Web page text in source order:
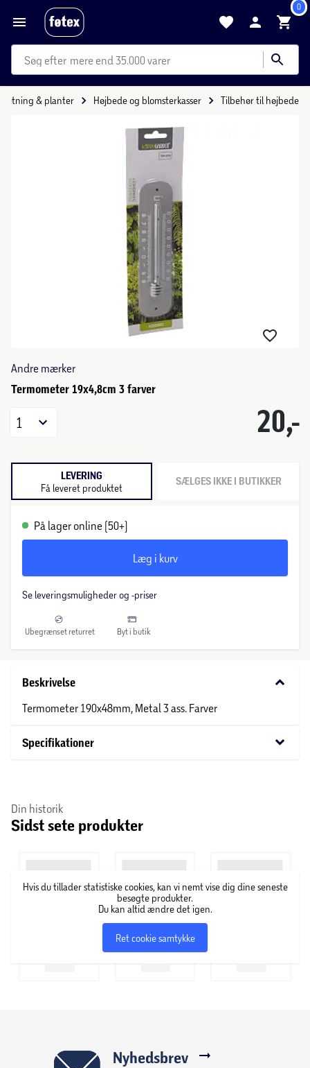
0
mere end 35.000 varer
& planter Højbede og blomsterkasser Tilbehør til højbede
Andre mærker
Termometer 19x4,8cm 3 farver
20,-
1
LEVERING
Få leveret produktet SÆLGES IKKE I BUTIKKER
På lager online (50+)
Læg i kurv
Se leveringsmuligheder og -priser
Ubegrænset returret Byt i butik
Beskrivelse keyboard_arrow_down
Termometer 190x48mm, Metal 3 ass. Farver
Specifikationer keyboard_arrow_down
Din historik
Sidst sete produkter
Hvis du tillader statistiske cookies, kan vi nemt vise dig dine seneste
besøgte produkter.
Du kan altid ændre det igen.
Ret cookie samtykke
Nyhedsbrev